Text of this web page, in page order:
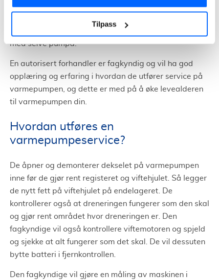
Tilpass
vedlikeholdet som du kan gjøre selv, ettersom de gjør
sin og at det ikke er noe som indikerer at det er noe feil
med selve pumpa.
En autorisert forhandler er fagkyndig og vil ha god
opplæring og erfaring i hvordan de utfører service på
varmepumpen, og dette er med på å øke levealderen
til varmepumpen din.
Hvordan utføres en
varmepumpeservice?
De åpner og demonterer dekselet på varmepumpen
inne før de gjør rent registeret og viftehjulet. Så legger
de nytt fett på viftehjulet på endelageret. De
kontrollerer også at dreneringen fungerer som den skal
og gjør rent området hvor dreneringen er. Den
fagkyndige vil også kontrollere viftemotoren og spjeld
og sjekke at alt fungerer som det skal. De vil dessuten
bytte batteri i fjernkontrollen.
Den fagkyndige vil gjøre en måling av maskinen i